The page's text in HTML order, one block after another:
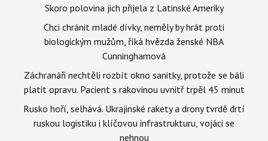
Skoro polovina jich přijela z Latinské Ameriky
Chci chránit mladé dívky, neměly by hrát proti
biologickým mužům, říká hvězda ženské NBA
Cunninghamová
Záchranáři nechtěli rozbít okno sanitky, protože se báli
platit opravu. Pacient s rakovinou uvnitř trpěl 45 minut
Rusko hoří, selhává. Ukrajinské rakety a drony tvrdě drtí
ruskou logistiku i klíčovou infrastrukturu, vojáci se
nehnou